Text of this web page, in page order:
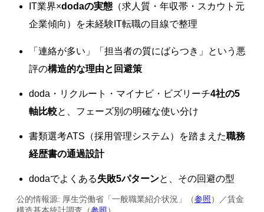
IT業界×dodaの実態（求人質・年収帯・スカウト元
企業傾向）を未経験IT転職の目線で整理
「連絡が多い」「担当者の質にばらつき」という悪
評の構造的な理由と回避策
doda・リクルート・マイナビ・ビズリーチ4社の5
軸比較と、フェーズ別の明確な使い分け
書類選考ATS（採用管理システム）を踏まえた職務
経歴書の通過設計
dodaでよくある失敗5パターンと、その回避の型
公的情報源: 厚生労働省「一般職業紹介状況」（参照）／賃金